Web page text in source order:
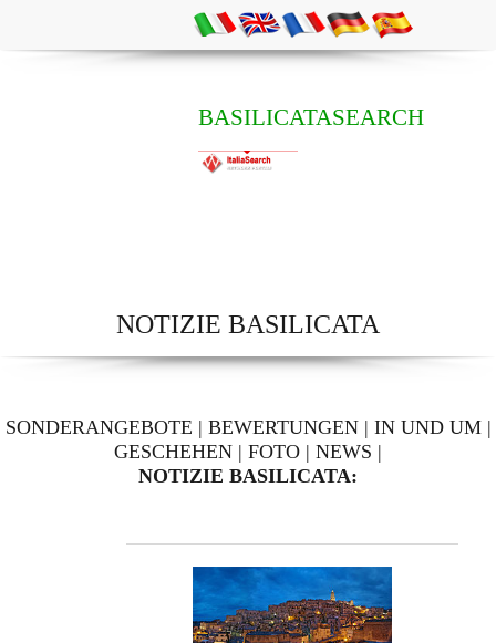
BASILICATASEARCH
NOTIZIE BASILICATA
SONDERANGEBOTE | BEWERTUNGEN| IN UND UM|
GESCHEHEN | FOTO | NEWS |
NOTIZIE BASILICATA: